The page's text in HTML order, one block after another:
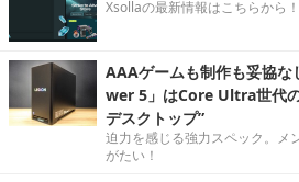
Xsollaの最新情報はこちらから！
AAAゲームも制作も妥協
wer 5」はCore Ultra世代
デスクトップ”
迫力を感じる強力スペック。メ
がたい！